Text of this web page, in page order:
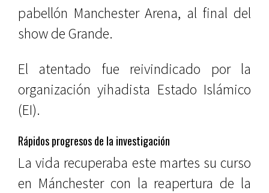
pabellón Manchester Arena, al final del
show de Grande.
El atentado fue reivindicado por la
organización yihadista Estado Islámico
(EI).
Rápidos progresos de la investigación
La vida recuperaba este martes su curso
en Mánchester con la reapertura de la